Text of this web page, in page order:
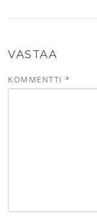
VASTAA
KOMMENTTI*